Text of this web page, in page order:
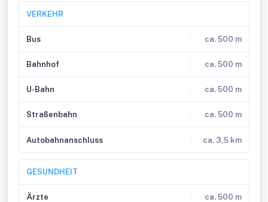
VERKEHR
Bus ca. 500 m
Bahnhof ca. 500 m
U-Bahn ca. 500 m
Straßenbahn ca. 500 m
Autobahnanschluss ca. 3,5 km
GESUNDHEIT
Ärzte ca. 500 m